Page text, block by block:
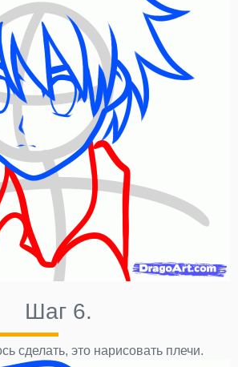
Шаг 6.
сделать, это нарисовать плечи.